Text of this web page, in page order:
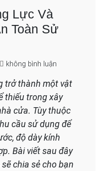
Lực Và
Toàn Sử
không bình luận
Dày
Kính
Cường
Lực
Và
Thông
Số
Chuẩn
An
trở thành một vật
thiếu trong xây
cửa. Tùy thuộc
cầu sử dụng để
độ dày kính
Bài viết sau đây
sẽ chia sẻ cho bạn